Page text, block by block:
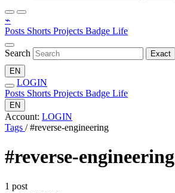
⌁
Posts Shorts Projects Badge Life
Search Exact
EN
LOGIN
Posts Shorts Projects Badge Life
EN
Account: LOGIN
Tags / #reverse-engineering
#reverse-engineering
1 post